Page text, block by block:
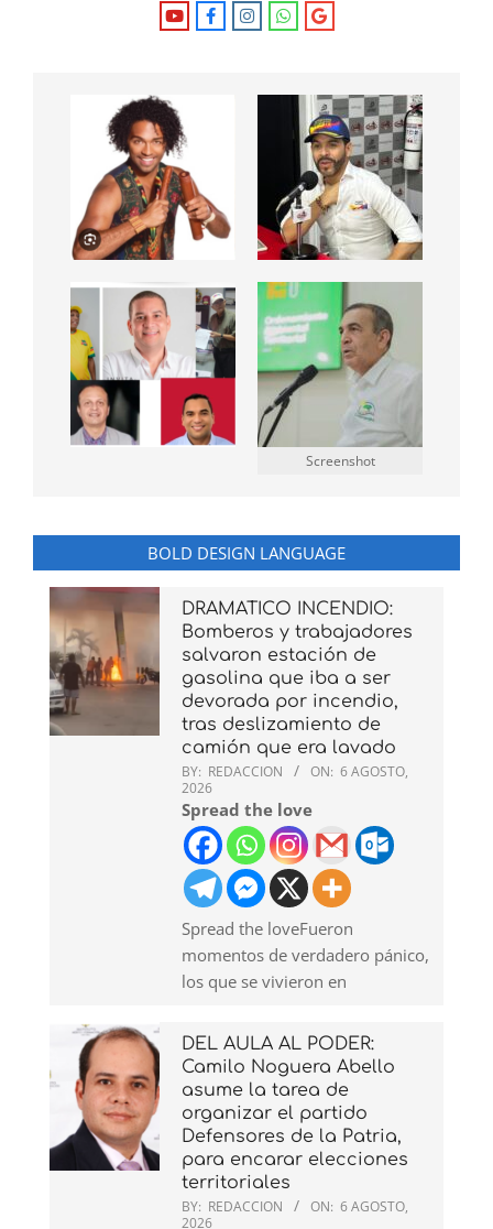
Screenshot
BOLD DESIGN LANGUAGE
DRAMATICO INCENDIO:
Bomberos y trabajadores
salvaron estación de
gasolina que iba a ser
devorada por incendio,
tras deslizamiento de
camión que era lavado
BY: REDACCION ON: 6 AGOSTO,
2026
Spread the love
Spread the loveFueron
momentos de verdadero pánico,
los que se vivieron en
DEL AULA AL PODER:
Camilo Noguera Abello
asume la tarea de
organizar el partido
Defensores de la Patria,
para encarar elecciones
territoriales
BY: REDACCION ON: 6 AGOSTO,
2026